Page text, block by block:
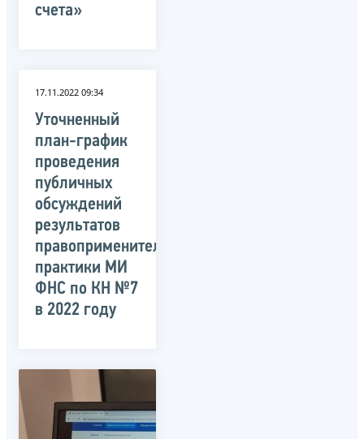
счета»
17.11.2022 09:34
Уточненный
план-график
проведения
публичных
обсуждений
результатов
правоприменительной
практики МИ
ФНС по КН №7
в 2022 году